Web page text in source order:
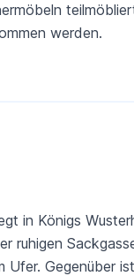
werden.
in Königs
ruhigen
Ufer. Gegenüber